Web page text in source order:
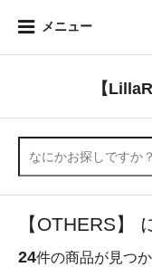
メニュー
【
【OTHERS】
24件の商品が見つ